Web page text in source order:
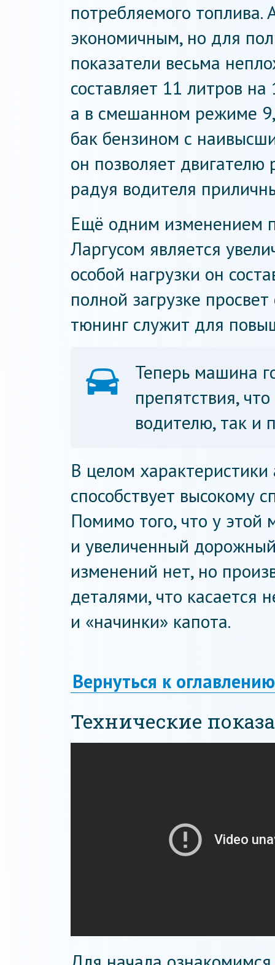
потребляемого
экономичным, но для
показатели весьма
составляет 11 литров
а в смешанном режиме
бак бензином с
он позволяет двигателю
радуя водителя
Ещё одним изменением
Ларгусом является
особой нагрузки он
полной загрузке
тюнинг служит для
Теперь машина
препятствия,
водителю, так и
В целом
способствует высокому
Помимо того, что у
и увеличенный
изменений нет, но
деталями, что касается
и «начинки» капота.
Вернуться к оглавлению
Технические